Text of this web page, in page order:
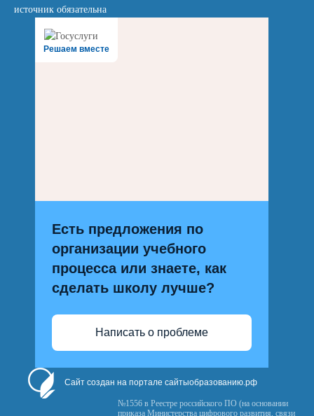
источник обязательна
Решаем вместе
Есть предложения по
организации учебного
процесса или знаете, как
сделать школу лучше?
Написать о проблеме
Сайт создан на портале сайтыобразованию.рф
№1556 в Реестре российского ПО (на основании
приказа Министерства цифрового развития, связи